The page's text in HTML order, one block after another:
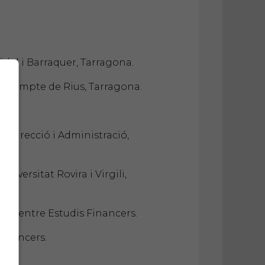
i Barraquer, Tarragona.
de Rius, Tarragona.
Direcció i Administració,
Rovira i Virgili,
- Centre Estudis Financers.